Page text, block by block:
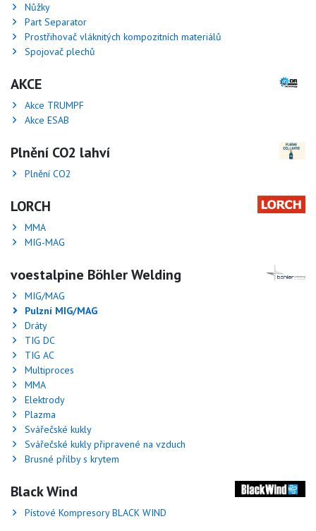
Nůžky
Part Separator
Prostřihovač vláknitých kompozitních materiálů
Spojovač plechů
AKCE
Akce TRUMPF
Akce ESAB
Plnění CO2 lahví
Plnění CO2
LORCH
MMA
MIG-MAG
voestalpine Böhler Welding
MIG/MAG
Pulzní MIG/MAG
Dráty
TIG DC
TIG AC
Multiproces
MMA
Elektrody
Plazma
Svářečské kukly
Svářečské kukly připravené na vzduch
Brusné přilby s krytem
Black Wind
Pístové Kompresory BLACK WIND